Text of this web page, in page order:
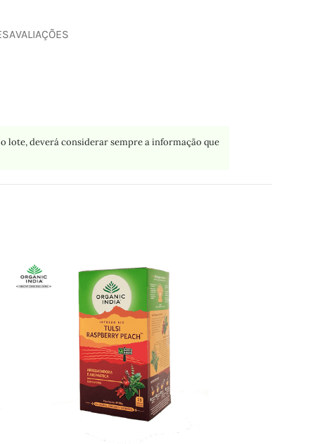
AVALIAÇÕES
deverá considerar sempre a informação que